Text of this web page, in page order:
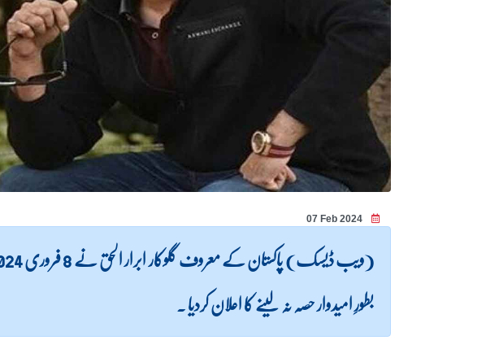
07 Feb 2024
بطورِ امیدوار حصہ نہ لینے کا اعلان کردیا ۔